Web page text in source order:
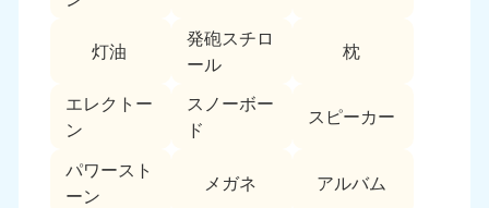
灯油
発砲スチロ
ール
枕
エレクトー
ン
スノーボー
ド
スピーカー
パワースト
ーン
メガネ アルバム
050-1881-5263
9:00〜19:00 年中無休
近畿
050-1881-5250
9:00〜19:00 年中無休 9:00〜19:00 年中無休